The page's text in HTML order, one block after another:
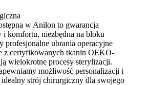
w Anilon to gwarancja
i komfortu, niezbędna na bloku
profesjonalne ubrania operacyjne
z certyfikowanych tkanin OEKO-
wielokrotne procesy sterylizacji.
możliwość personalizacji i
strój chirurgiczny dla swojego